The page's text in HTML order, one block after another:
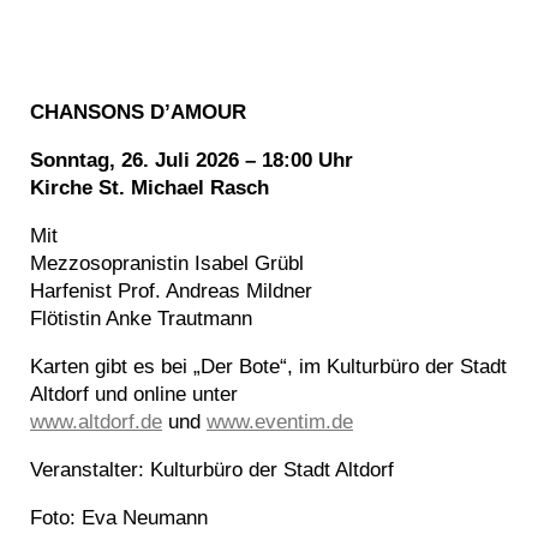
CHANSONS D’AMOUR
Sonntag, 26. Juli 2026 – 18:00 Uhr
Kirche St. Michael Rasch
Mit
Mezzosopranistin Isabel Grübl
Harfenist Prof. Andreas Mildner
Flötistin Anke Trautmann
Karten gibt es bei „Der Bote“, im Kulturbüro der Stadt
Altdorf und online unter
www.altdorf.de und www.eventim.de
Veranstalter: Kulturbüro der Stadt Altdorf
Foto: Eva Neumann